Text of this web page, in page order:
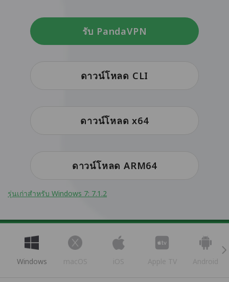
รับ PandaVPN
ดาวน์โหลด CLI
ดาวน์โหลด x64
ดาวน์โหลด ARM64
รุ่นเก่าสำหรับ Windows 7: 7.1.2
Windows macOS iOS Apple TV Android